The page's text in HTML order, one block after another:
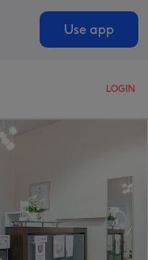
Use app
LOGIN